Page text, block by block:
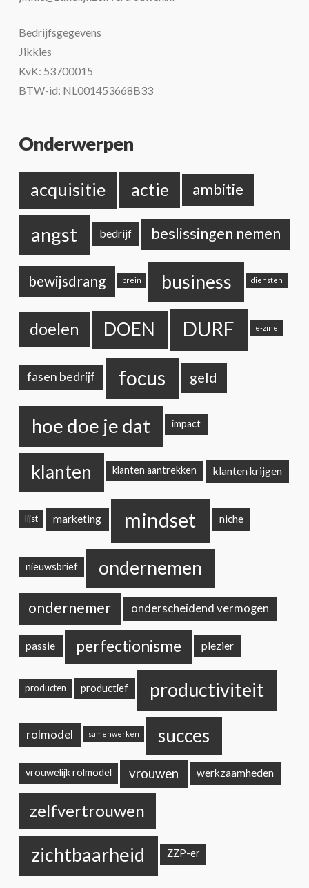
Bedrijfsgegevens
Jikkies
KvK: 53700015
BTW-id: NL001453668B33
Onderwerpen
acquisitie actie ambitie
angst bedrijf beslissingen nemen
bewijsdrang brein business diensten
doelen DOEN DURF e-zine
fasen bedrijf focus geld
hoe doe je dat impact
klanten klanten aantrekken klanten krijgen
lijst marketing mindset niche
nieuwsbrief ondernemen
ondernemer onderscheidend vermogen
passie perfectionisme plezier
producten productief productiviteit
rolmodel samenwerken succes
vrouwelijk rolmodel vrouwen werkzaamheden
zelfvertrouwen
zichtbaarheid ZZP-er